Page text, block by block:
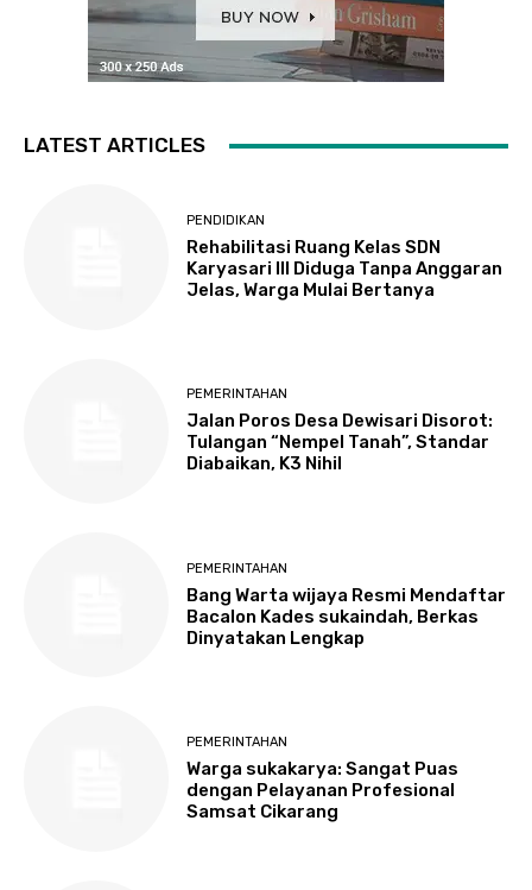
LATEST ARTICLES
PENDIDIKAN
Rehabilitasi Ruang Kelas SDN
Karyasari III Diduga Tanpa Anggaran
Jelas, Warga Mulai Bertanya
PEMERINTAHAN
Jalan Poros Desa Dewisari Disorot:
Tulangan “Nempel Tanah”, Standar
Diabaikan, K3 Nihil
PEMERINTAHAN
Bang Warta wijaya Resmi Mendaftar
Bacalon Kades sukaindah, Berkas
Dinyatakan Lengkap
PEMERINTAHAN
Warga sukakarya: Sangat Puas
dengan Pelayanan Profesional
Samsat Cikarang